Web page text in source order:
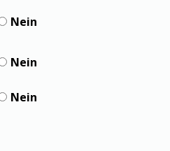
Nein
Nein
Nein